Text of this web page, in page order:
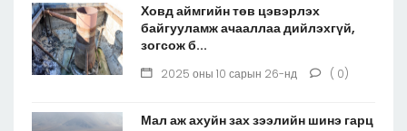
Ховд аймгийн төв цэвэрлэх
байгууламж ачааллаа дийлэхгүй,
зогсож б...
2025 оны 10 сарын 26-нд ( 0)
Мал аж ахуйн зах зээлийн шинэ гарц